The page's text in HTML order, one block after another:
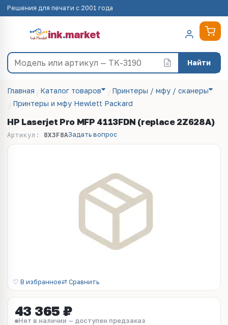
Решения для печати с 2001 года
ink.market
Найти
Главная Каталог товаров
Принтеры / мфу / сканеры
Принтеры и мфу Hewlett Packard
HP Laserjet Pro MFP 4113FDN (replace 2Z628A)
Артикул: 8X3F8AЗадать вопрос
♡ В избранное⇄ Сравнить
43 365 ₽
Нет в наличии — доступен предзаказ